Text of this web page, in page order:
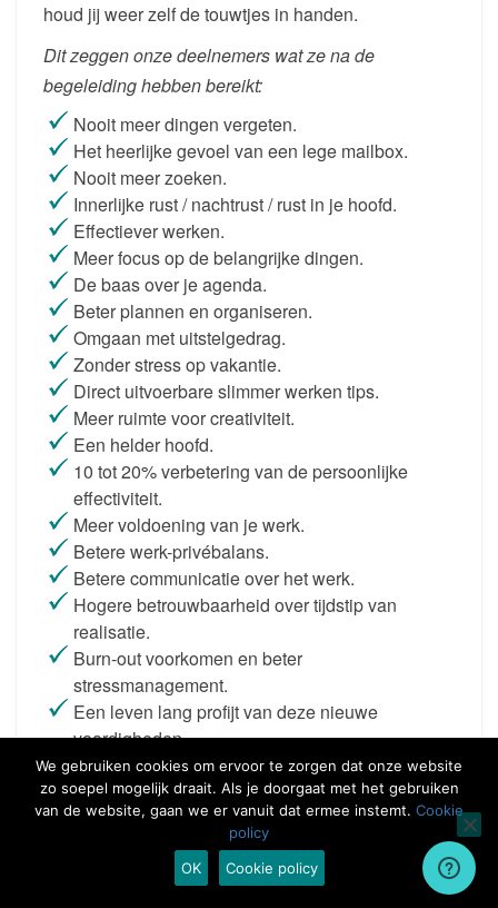
houd jij weer zelf de touwtjes in handen.
Dit zeggen onze deelnemers wat ze na de
begeleiding hebben bereikt:
Nooit meer dingen vergeten.
Het heerlijke gevoel van een lege mailbox.
Nooit meer zoeken.
Innerlijke rust / nachtrust / rust in je hoofd.
Effectiever werken.
Meer focus op de belangrijke dingen.
De baas over je agenda.
Beter plannen en organiseren.
Omgaan met uitstelgedrag.
Zonder stress op vakantie.
Direct uitvoerbare slimmer werken tips.
Meer ruimte voor creativiteit.
Een helder hoofd.
10 tot 20% verbetering van de persoonlijke
effectiviteit.
Meer voldoening van je werk.
Betere werk-privébalans.
Betere communicatie over het werk.
Hogere betrouwbaarheid over tijdstip van
realisatie.
Burn-out voorkomen en beter
stressmanagement.
Een leven lang profijt van deze nieuwe
vaardigheden.
Offerte 1 op 1 begeleiding en coaching
Jouw gids naar rust en focus.
Folder 1 op 1 begeleiding en coaching
We gebruiken cookies om ervoor te zorgen dat onze website
zo soepel mogelijk draait. Als je doorgaat met het gebruiken
van de website, gaan we er vanuit dat ermee instemt. Cookie
policy
OK
Cookie policy